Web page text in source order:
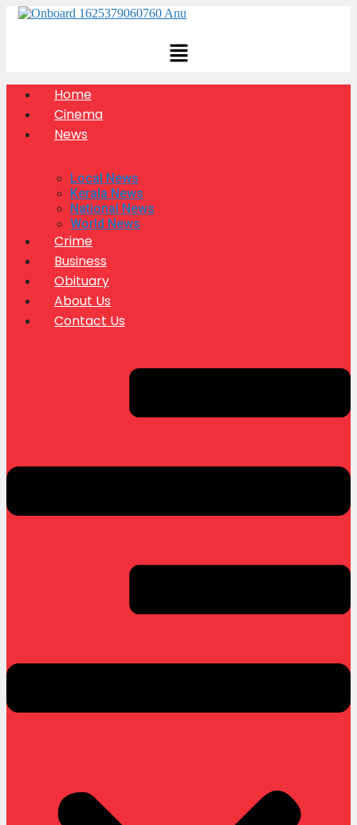
Skip
Home
Cinema
News
Local News
Kerala News
National News
World News
Crime
Business
Obituary
About Us
Contact Us